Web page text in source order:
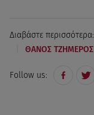
Διαβάστε περισσότερα:
ΘΑΝΟΣ ΤΖΗΜΕΡΟΣ
Follow us: